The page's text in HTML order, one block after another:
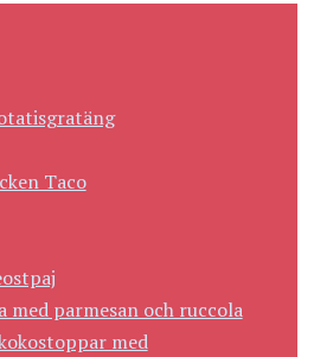
Taco
med parmesan och ruccola
med